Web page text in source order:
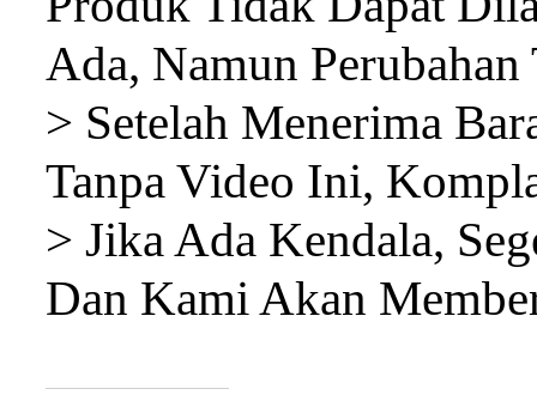
Ada, Namun
> Setelah Menerima
Tanpa Video Ini,
> Jika Ada Kendala,
Dan Kami Akan